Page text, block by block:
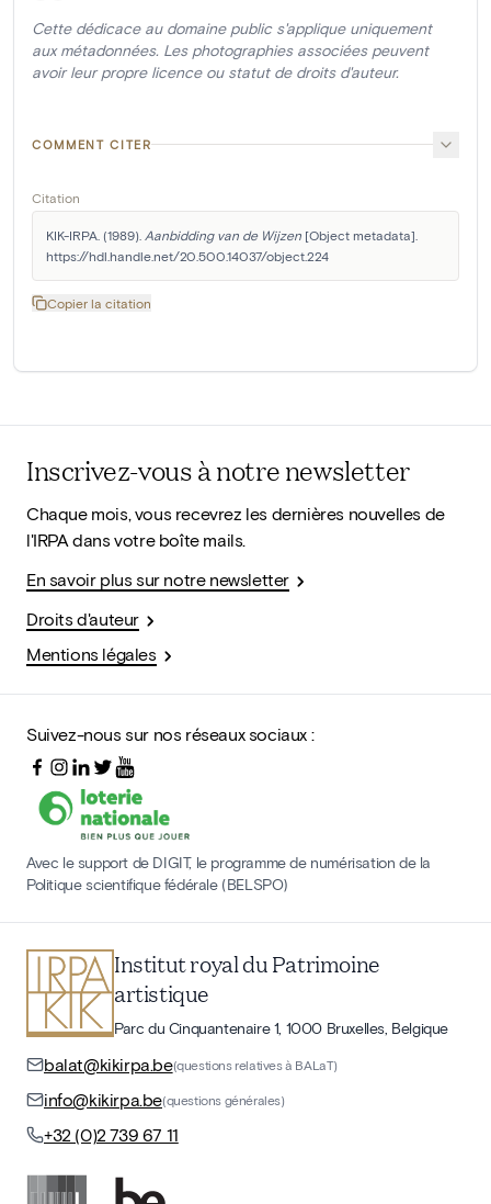
Cette dédicace au domaine public s'applique uniquement
aux métadonnées. Les photographies associées peuvent
avoir leur propre licence ou statut de droits d'auteur.
COMMENT CITER
Citation
KIK-IRPA. (1989). Aanbidding van de Wijzen [Object metadata].
https://hdl.handle.net/20.500.14037/object.224
Copier la citation
Inscrivez-vous à notre newsletter
Chaque mois, vous recevrez les dernières nouvelles de
l'IRPA dans votre boîte mails.
En savoir plus sur notre newsletter
Droits d'auteur
Mentions légales
Suivez-nous sur nos réseaux sociaux :
Avec le support de DIGIT, le programme de numérisation de la
Politique scientifique fédérale (BELSPO)
Institut royal du Patrimoine
artistique
Parc du Cinquantenaire 1, 1000 Bruxelles, Belgique
balat@kikirpa.be(questions relatives à BALaT)
info@kikirpa.be(questions générales)
+32 (0)2 739 67 11